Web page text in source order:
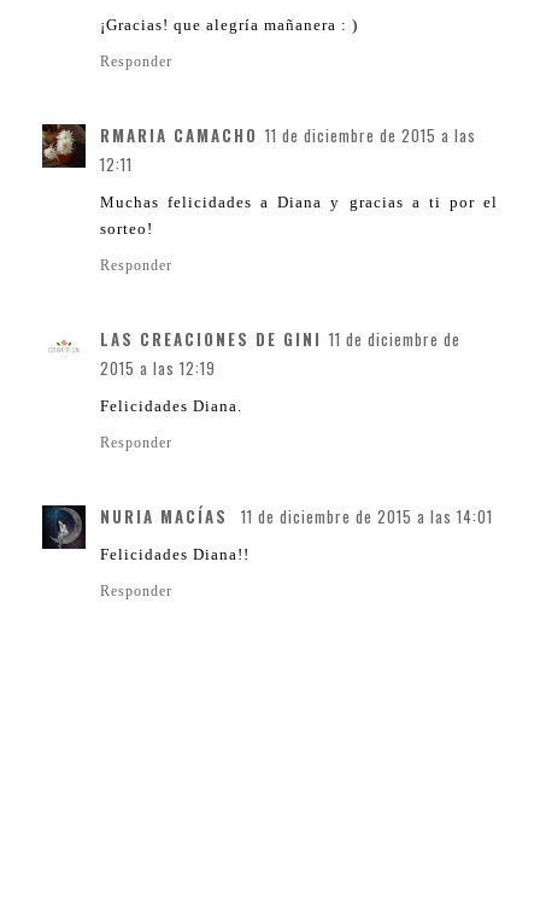
¡Gracias! que alegría mañanera : )
Responder
RMARIA CAMACHO 11 de diciembre de 2015 a las
12:11
Muchas felicidades a Diana y gracias a ti por el
sorteo!
Responder
LAS CREACIONES DE GINI 11 de diciembre de
2015 a las 12:19
Felicidades Diana.
Responder
NURIA MACÍAS 11 de diciembre de 2015 a las 14:01
Felicidades Diana!!
Responder